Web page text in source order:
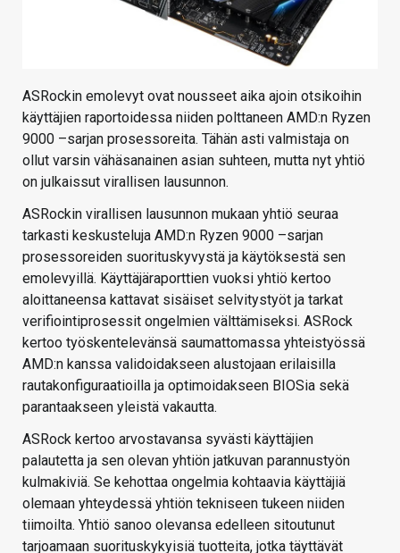
ASRockin emolevyt ovat nousseet aika ajoin otsikoihin
käyttäjien raportoidessa niiden polttaneen AMD:n Ryzen
9000 –sarjan prosessoreita. Tähän asti valmistaja on
ollut varsin vähäsanainen asian suhteen, mutta nyt yhtiö
on julkaissut virallisen lausunnon.
ASRockin virallisen lausunnon mukaan yhtiö seuraa
tarkasti keskusteluja AMD:n Ryzen 9000 –sarjan
prosessoreiden suorituskyvystä ja käytöksestä sen
emolevyillä. Käyttäjäraporttien vuoksi yhtiö kertoo
aloittaneensa kattavat sisäiset selvitystyöt ja tarkat
verifiointiprosessit ongelmien välttämiseksi. ASRock
kertoo työskentelevänsä saumattomassa yhteistyössä
AMD:n kanssa validoidakseen alustojaan erilaisilla
rautakonfiguraatioilla ja optimoidakseen BIOSia sekä
parantaakseen yleistä vakautta.
ASRock kertoo arvostavansa syvästi käyttäjien
palautetta ja sen olevan yhtiön jatkuvan parannustyön
kulmakiviä. Se kehottaa ongelmia kohtaavia käyttäjiä
olemaan yhteydessä yhtiön tekniseen tukeen niiden
tiimoilta. Yhtiö sanoo olevansa edelleen sitoutunut
tarjoamaan suorituskykyisiä tuotteita, jotka täyttävät